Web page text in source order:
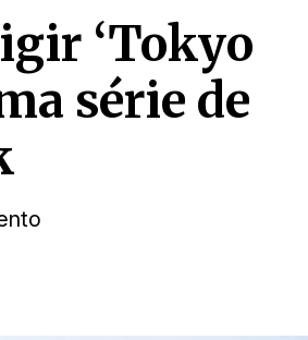
‘Tokyo
série de